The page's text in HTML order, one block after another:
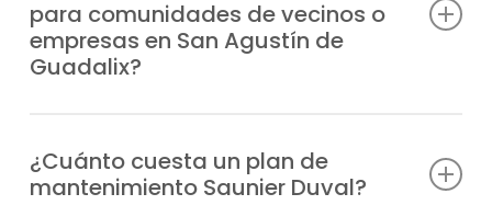
consumo energético y garantizas la
seguridad en tu hogar.
para comunidades de vecinos o
empresas en San Agustín de
Guadalix?
mantenimiento Saunier Duval pensados
para hogares, comunidades de
¿Cuánto cuesta un plan de
mantenimiento Saunier Duval?